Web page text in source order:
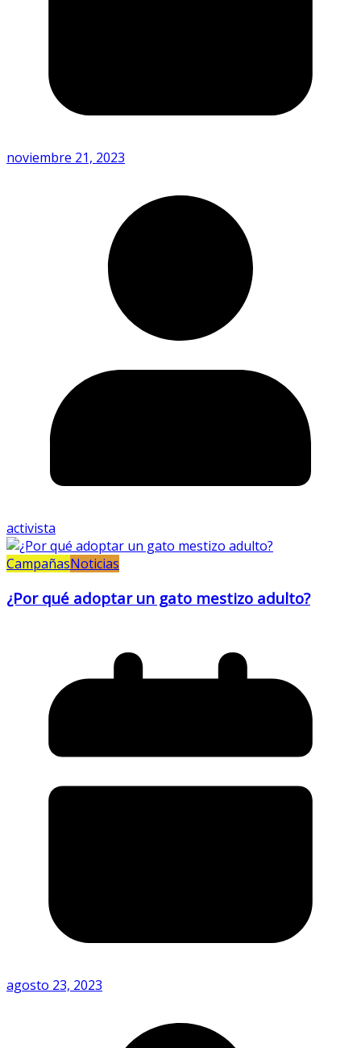
noviembre 21, 2023
activista
CampañasNoticias
¿Por qué adoptar un gato mestizo adulto?
agosto 23, 2023